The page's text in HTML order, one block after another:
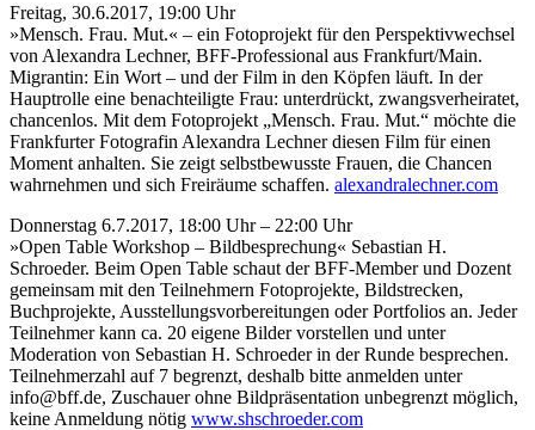
Freitag, 30.6.2017, 19:00 Uhr
»Mensch. Frau. Mut.« – ein Fotoprojekt für den Perspektivwechsel
von Alexandra Lechner, BFF-Professional aus Frankfurt/Main.
Migrantin: Ein Wort – und der Film in den Köpfen läuft. In der
Hauptrolle eine benachteiligte Frau: unterdrückt, zwangsverheiratet,
chancenlos. Mit dem Fotoprojekt „Mensch. Frau. Mut.“ möchte die
Frankfurter Fotografin Alexandra Lechner diesen Film für einen
Moment anhalten. Sie zeigt selbstbewusste Frauen, die Chancen
wahrnehmen und sich Freiräume schaffen. alexandralechner.com
Donnerstag 6.7.2017, 18:00 Uhr – 22:00 Uhr
»Open Table Workshop – Bildbesprechung« Sebastian H.
Schroeder. Beim Open Table schaut der BFF-Member und Dozent
gemeinsam mit den Teilnehmern Fotoprojekte, Bildstrecken,
Buchprojekte, Ausstellungsvorbereitungen oder Portfolios an. Jeder
Teilnehmer kann ca. 20 eigene Bilder vorstellen und unter
Moderation von Sebastian H. Schroeder in der Runde besprechen.
Teilnehmerzahl auf 7 begrenzt, deshalb bitte anmelden unter
info@bff.de, Zuschauer ohne Bildpräsentation unbegrenzt möglich,
keine Anmeldung nötig www.shschroeder.com